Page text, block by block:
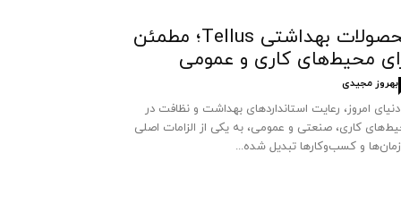
محصولات بهداشتی Tellus؛ مطمئن
محیط‌های کاری و عمومی
بهروز مجیدی
امروز، رعایت استانداردهای بهداشت و نظافت در
کاری، صنعتی و عمومی، به یکی از الزامات اصلی
و کسب‌وکارها تبدیل شده...